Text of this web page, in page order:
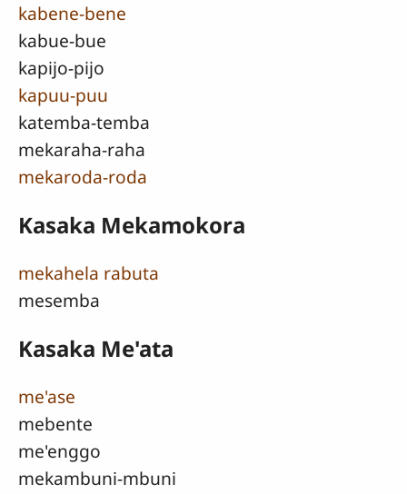
kabene-bene
kabue-bue
kapijo-pijo
kapuu-puu
katemba-temba
mekaraha-raha
mekaroda-roda
Kasaka Mekamokora
mekahela rabuta
mesemba
Kasaka Me'ata
me'ase
mebente
me'enggo
mekambuni-mbuni